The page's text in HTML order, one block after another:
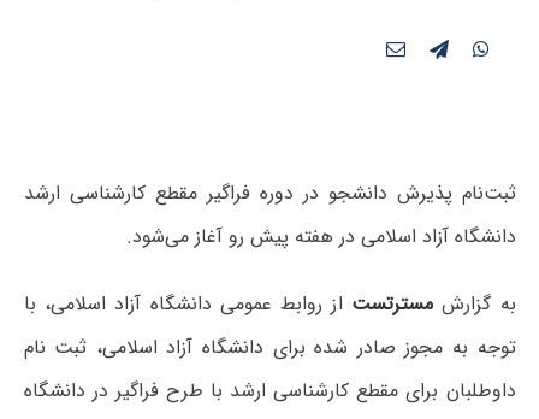
ثبت‌نام پذیرش دانشجو در دوره فراگیر مقطع کارشناسی ارشد
دانشگاه آزاد اسلامی در هفته پیش رو آغاز می‌شود.
به گزارشمسترتست از روابط عمومی دانشگاه آزاد اسلامی، با
توجه به مجوز صادر شده برای دانشگاه آزاد اسلامی، ثبت نام
داوطلبان برای مقطع کارشناسی ارشد با طرح فراگیر در دانشگاه